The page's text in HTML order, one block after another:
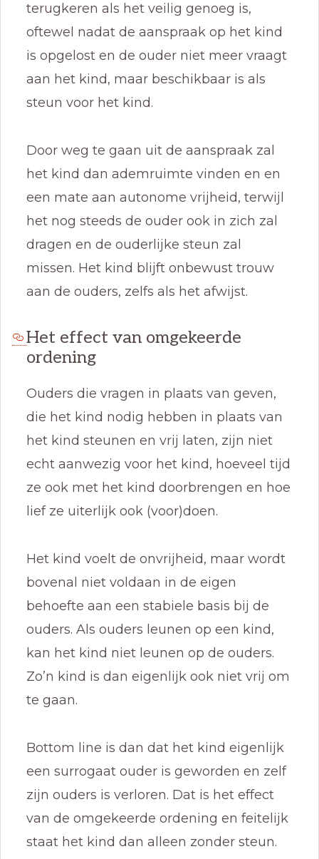
terugkeren als het veilig genoeg is,
oftewel nadat de aanspraak op het kind
is opgelost en de ouder niet meer vraagt
aan het kind, maar beschikbaar is als
steun voor het kind.
Door weg te gaan uit de aanspraak zal
het kind dan ademruimte vinden en en
een mate aan autonome vrijheid, terwijl
het nog steeds de ouder ook in zich zal
dragen en de ouderlijke steun zal
missen. Het kind blijft onbewust trouw
aan de ouders, zelfs als het afwijst.
Het effect van omgekeerde
ordening
Ouders die vragen in plaats van geven,
die het kind nodig hebben in plaats van
het kind steunen en vrij laten, zijn niet
echt aanwezig voor het kind, hoeveel tijd
ze ook met het kind doorbrengen en hoe
lief ze uiterlijk ook (voor)doen.
Het kind voelt de onvrijheid, maar wordt
bovenal niet voldaan in de eigen
behoefte aan een stabiele basis bij de
ouders. Als ouders leunen op een kind,
kan het kind niet leunen op de ouders.
Zo’n kind is dan eigenlijk ook niet vrij om
te gaan.
Bottom line is dan dat het kind eigenlijk
een surrogaat ouder is geworden en zelf
zijn ouders is verloren. Dat is het effect
van de omgekeerde ordening en feitelijk
staat het kind dan alleen zonder steun.